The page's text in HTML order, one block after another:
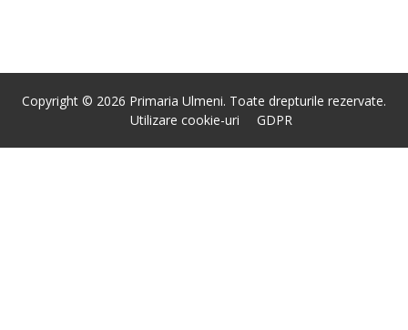
Copyright © 2026 Primaria Ulmeni. Toate drepturile rezervate.
Utilizare cookie-uri
GDPR